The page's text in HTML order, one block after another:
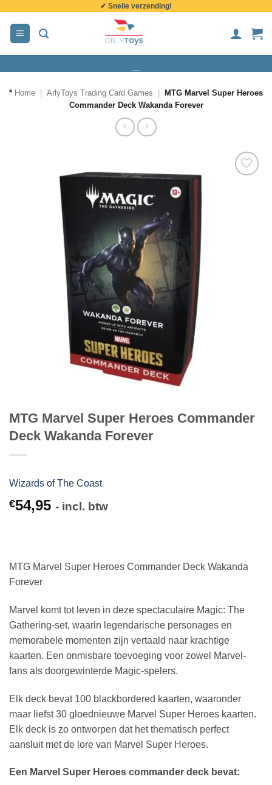
inhoud
✔ Snelle verzending!
* Home ArlyToys Trading Card Games
MTG Marvel Super Heroes
Commander Deck Wakanda Forever
MTG Marvel Super Heroes Commander
Deck Wakanda Forever
Wizards of The Coast
€54,95 - incl. btw
MTG Marvel Super Heroes Commander Deck Wakanda
Forever
Marvel komt tot leven in deze spectaculaire Magic: The
Gathering-set, waarin legendarische personages en
memorabele momenten zijn vertaald naar krachtige
kaarten. Een onmisbare toevoeging voor zowel Marvel-
fans als doorgewinterde Magic-spelers.
Elk deck bevat 100 blackbordered kaarten, waaronder
maar liefst 30 gloednieuwe Marvel Super Heroes kaarten.
Elk deck is zo ontworpen dat het thematisch perfect
aansluit met de lore van Marvel Super Heroes.
Een Marvel Super Heroes commander deck bevat: